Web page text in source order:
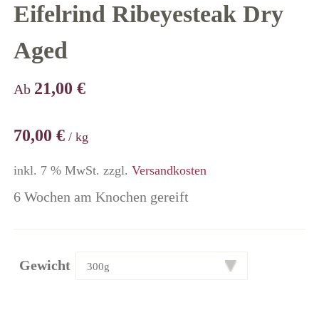
Eifelrind Ribeyesteak Dry
Aged
Ab 21,00€
70,00€ /kg
inkl. 7 % MwSt. zzgl.Versandkosten
6 Wochen am Knochen gereift
Gewicht